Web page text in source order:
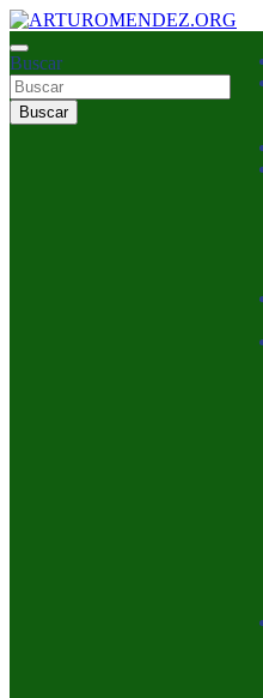
Saltar
al
contenido
ARTURO MENDEZ
Buscar
Buscar